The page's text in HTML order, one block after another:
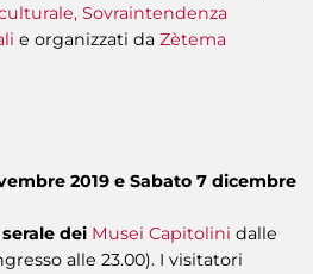
Sovraintendenza
e organizzati da Zètema
2019 e Sabato 7 dicembre
dei Musei Capitolini dalle
alle 23.00). I visitatori